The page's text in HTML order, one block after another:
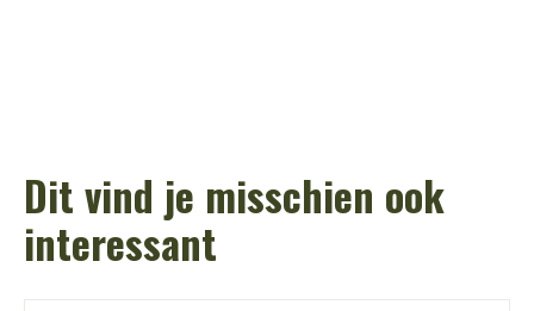
Dit vind je misschien ook
interessant